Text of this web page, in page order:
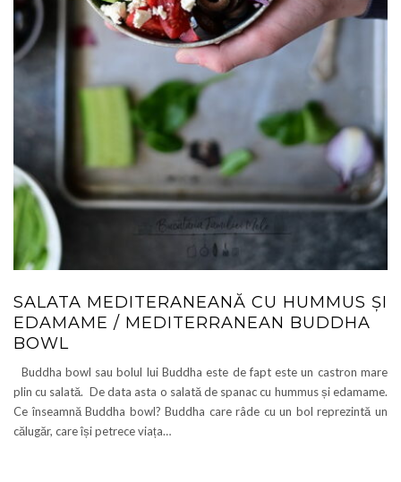
SALATA MEDITERANEANĂ CU HUMMUS ȘI
EDAMAME / MEDITERRANEAN BUDDHA
BOWL
Buddha bowl sau bolul lui Buddha este de fapt este un castron mare
plin cu salată. De data asta o salată de spanac cu hummus și edamame.
Ce înseamnă Buddha bowl? Buddha care râde cu un bol reprezintă un
călugăr, care își petrece viața…